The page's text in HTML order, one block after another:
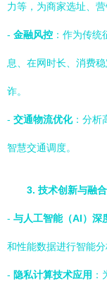
力等，为商家选址、
- 金融风控 ：作为传
息、在网时长、消费
诈。
- 交通物流优化：分析
智慧交通调度。
3. 技术创新与融
- 与人工智能（AI）深
和性能数据进行智能
- 隐私计算技术应用